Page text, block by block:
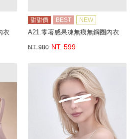
衣
甜甜價 BEST NEW
A21.零著感果凍無痕無鋼圈內衣
NT. 980 NT. 599